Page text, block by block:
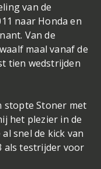
van de
naar Honda en
Van de
maal vanaf de
tien wedstrijden
stopte Stoner met
het plezier in de
snel de kick van
als testrijder voor